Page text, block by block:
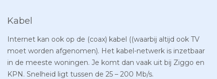
Kabel
Internet kan ook op de (coax) kabel ((waarbij altijd ook TV
moet worden afgenomen). Het kabel-netwerk is inzetbaar
in de meeste woningen. Je komt dan vaak uit bij Ziggo en
KPN. Snelheid ligt tussen de 25 – 200 Mb/s.